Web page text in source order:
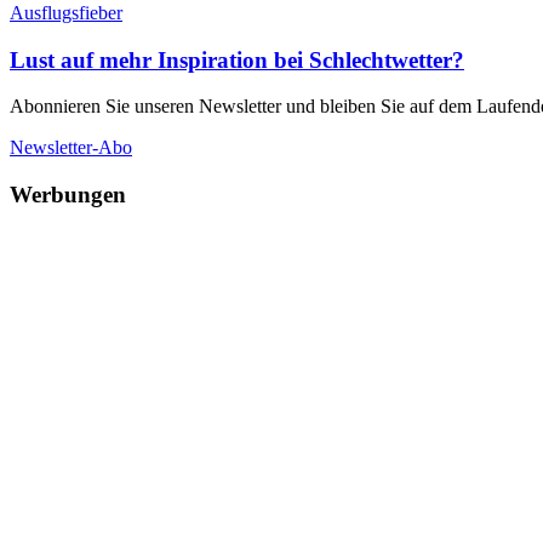
Ausflugsfieber
Lust auf mehr Inspiration bei Schlechtwetter?
Abonnieren Sie unseren Newsletter und bleiben Sie auf dem
Newsletter-Abo
Werbungen